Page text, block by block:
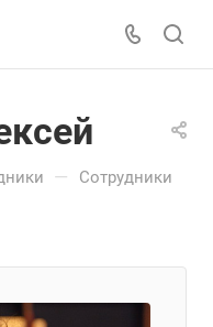
— Сотрудники